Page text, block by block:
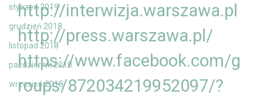
styczeń 2019
grudzień 2018
listopad 2018
październik 2018
wrzesień 2018
http://interwizja.warszawa.pl
http://press.warszawa.pl/
https://www.facebook.com/g
roups/872034219952097/?